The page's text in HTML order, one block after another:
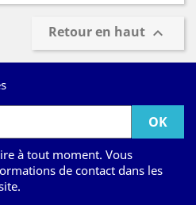
Retour en haut 
à tout moment. Vous
de contact dans les